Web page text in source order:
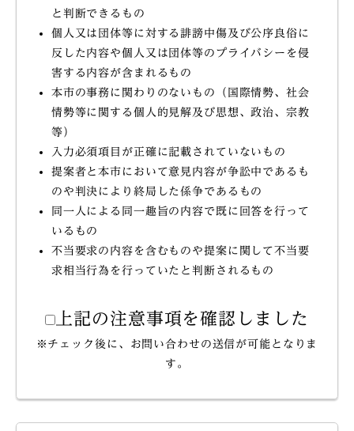
と判断できるもの
個人又は団体等に対する誹謗中傷及び公序良俗に
反した内容や個人又は団体等のプライバシーを侵
害する内容が含まれるもの
本市の事務に関わりのないもの（国際情勢、社会
情勢等に関する個人的見解及び思想、政治、宗教
等）
入力必須項目が正確に記載されていないもの
提案者と本市において意見内容が争訟中であるも
のや判決により終局した係争であるもの
同一人による同一趣旨の内容で既に回答を行って
いるもの
不当要求の内容を含むものや提案に関して不当要
求相当行為を行っていたと判断されるもの
上記の注意事項を確認しました
※チェック後に、お問い合わせの送信が可能となりま
す。